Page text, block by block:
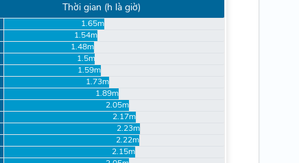
Thời gian (h là giờ)
1.65m
1.54m
1.48m
1.5m
1.59m
1.73m
1.89m
2.05m
2.17m
2.23m
2.22m
2.15m